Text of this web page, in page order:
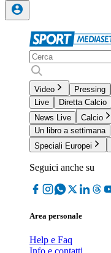
Video Pressing
Live
Diretta Calcio
News Live
Calcio
Un libro a settimana
Speciali Europei
Seguici anche su
Area personale
Help e Faq